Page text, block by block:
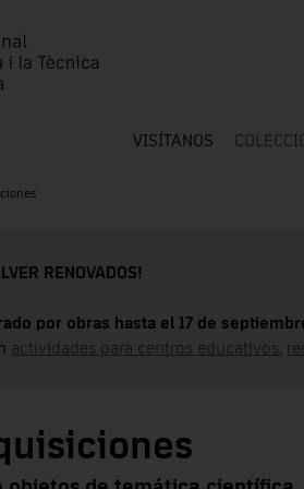
VISÍTANOS
RENOVADOS!
por obras hasta el 17 de
actividades para centros educativos